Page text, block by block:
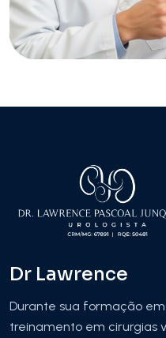
Dr Lawrence
Durante sua formação
treinamento em cirurgias